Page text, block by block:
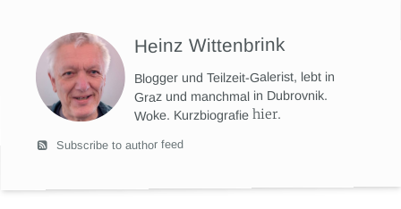
Heinz Wittenbrink
Blogger und Teilzeit-Galerist, lebt in
Graz und manchmal in Dubrovnik.
Woke. Kurzbiografiehier.
Subscribe to author feed